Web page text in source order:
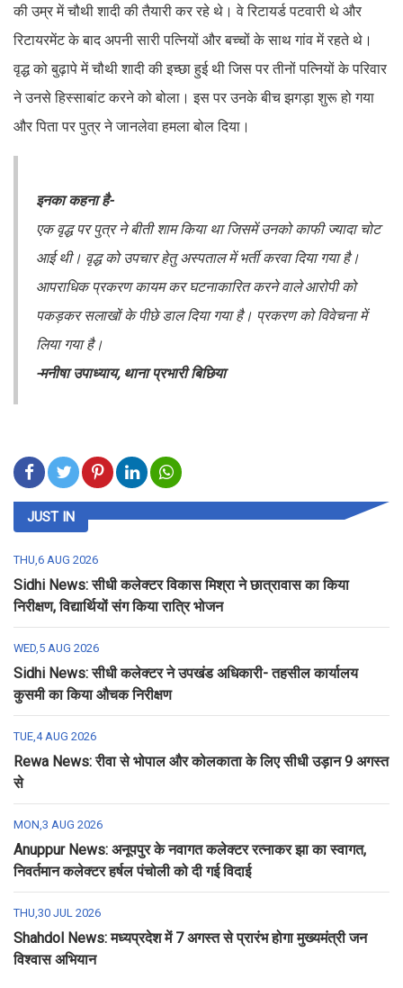
की उम्र में चौथी शादी की तैयारी कर रहे थे। वे रिटायर्ड पटवारी थे और
रिटायरमेंट के बाद अपनी सारी पत्नियों और बच्चों के साथ गांव में रहते थे।
वृद्ध को बुढ़ापे में चौथी शादी की इच्छा हुई थी जिस पर तीनों पत्नियों के परिवार
ने उनसे हिस्साबांट करने को बोला। इस पर उनके बीच झगड़ा शुरू हो गया
और पिता पर पुत्र ने जानलेवा हमला बोल दिया।
इनका कहना है-
एक वृद्ध पर पुत्र ने बीती शाम किया था जिसमें उनको काफी ज्यादा चोट
आई थी। वृद्ध को उपचार हेतु अस्पताल में भर्ती करवा दिया गया है।
आपराधिक प्रकरण कायम कर घटनाकारित करने वाले आरोपी को
पकड़कर सलाखों के पीछे डाल दिया गया है। प्रकरण को विवेचना में
लिया गया है।
-मनीषा उपाध्याय, थाना प्रभारी बिछिया
JUST IN
THU,6 AUG 2026
Sidhi News: सीधी कलेक्टर विकास मिश्रा ने छात्रावास का किया
निरीक्षण, विद्यार्थियों संग किया रात्रि भोजन
WED,5 AUG 2026
Sidhi News: सीधी कलेक्टर ने उपखंड अधिकारी- तहसील कार्यालय
कुसमी का किया औचक निरीक्षण
TUE,4 AUG 2026
Rewa News: रीवा से भोपाल और कोलकाता के लिए सीधी उड़ान 9 अगस्त
से
MON,3 AUG 2026
Anuppur News: अनूपपुर के नवागत कलेक्टर रत्नाकर झा का स्वागत,
निवर्तमान कलेक्टर हर्षल पंचोली को दी गई विदाई
THU,30 JUL 2026
Shahdol News: मध्यप्रदेश में 7 अगस्त से प्रारंभ होगा मुख्यमंत्री जन
विश्वास अभियान